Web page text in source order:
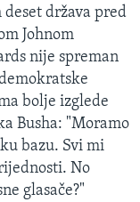
deset država pred
Johnom
nije spreman
bolje izglede
Busha: "Moramo
bazu. Svi mi
No
glasače?"